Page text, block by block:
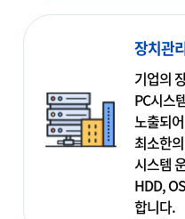
장치관
기업의
PC시스
노출되
최소한
시스템
HDD,
합니다.